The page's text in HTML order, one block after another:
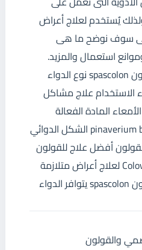
يٌستخدم لعلاج أعراض
سوف نوضح ما هى
استعمال والمزيد.
اسم الدواء نشرة سباسكولون spascolon نوع الدواء
الاستخدام علاج مشاكل
المادة الفعالة
بروميد البينافيريوم pinaverium bromide الشكل الدوائي
أفضل علاج للقولون
من الصيدلية كلوفاتيل Colovatil لعلاج أعراض متلازمة
القولون العصبى سباسكولون spascolon يتوافر الدواء
والقولون